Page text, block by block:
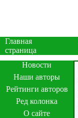
Главная
страница
Новости
Наши авторы
Рейтинги авторов
Ред колонка
О сайте